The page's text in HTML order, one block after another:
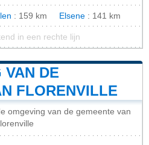
: 159 km Elsene : 141 km
in een rechte lijn
VAN DE
FLORENVILLE
omgeving van de gemeente van